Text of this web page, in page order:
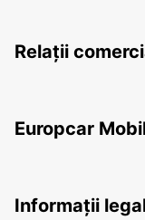
Relații
Europcar
Informații